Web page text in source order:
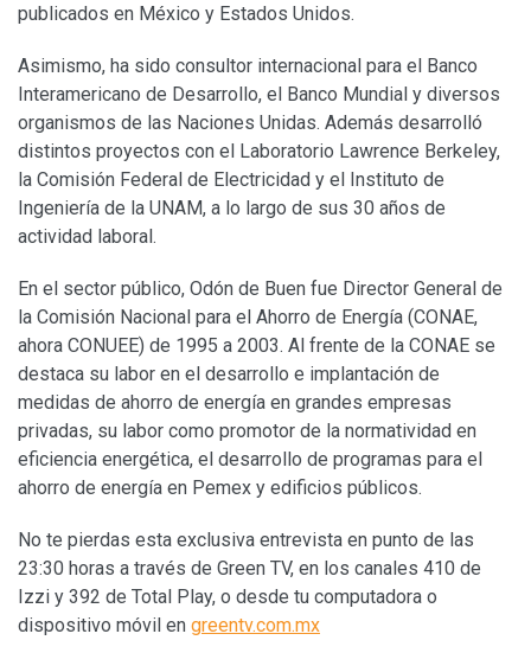
publicados en México y Estados Unidos.
Asimismo, ha sido consultor internacional para el Banco
Interamericano de Desarrollo, el Banco Mundial y diversos
organismos de las Naciones Unidas. Además desarrolló
distintos proyectos con el Laboratorio Lawrence Berkeley,
la Comisión Federal de Electricidad y el Instituto de
Ingeniería de la UNAM, a lo largo de sus 30 años de
actividad laboral.
En el sector público, Odón de Buen fue Director General de
la Comisión Nacional para el Ahorro de Energía (CONAE,
ahora CONUEE) de 1995 a 2003. Al frente de la CONAE se
destaca su labor en el desarrollo e implantación de
medidas de ahorro de energía en grandes empresas
privadas, su labor como promotor de la normatividad en
eficiencia energética, el desarrollo de programas para el
ahorro de energía en Pemex y edificios públicos.
No te pierdas esta exclusiva entrevista en punto de las
23:30 horas a través de Green TV, en los canales 410 de
Izzi y 392 de Total Play, o desde tu computadora o
dispositivo móvil en greentv.com.mx